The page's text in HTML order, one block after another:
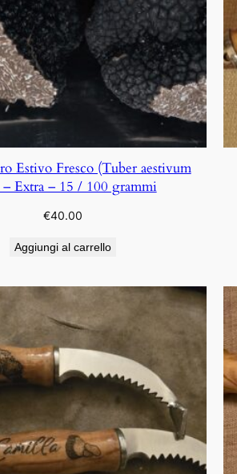
Estivo Fresco (Tuber aestivum
Extra – 15 / 100 grammi
€40.00
Aggiungi al carrello